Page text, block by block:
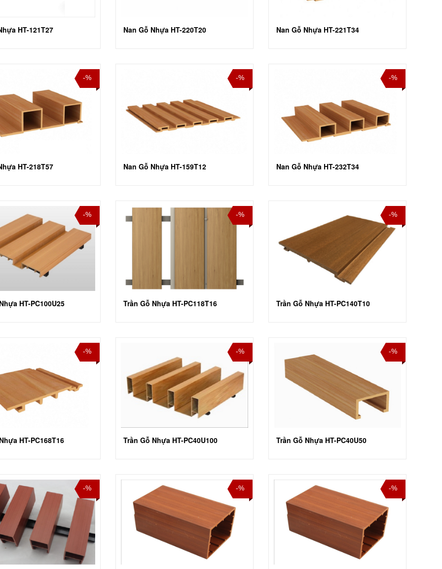
HT-121T27 Nan Gỗ Nhựa HT-220T20 Nan Gỗ Nhựa HT-221T34
-%
HT-218T57
-%
Nan Gỗ Nhựa HT-159T12
-%
Nan Gỗ Nhựa HT-232T34
-%
HT-PC100U25
-%
Trần Gỗ Nhựa HT-PC118T16
-%
Trần Gỗ Nhựa HT-PC140T10
-%
HT-PC168T16
-%
Trần Gỗ Nhựa HT-PC40U100
-%
Trần Gỗ Nhựa HT-PC40U50
-% -% -%